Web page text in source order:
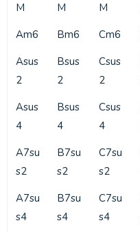
M
M
M
Am6
Bm6 Cm6
Asus
2
Bsus
2
Csus
2
Asus
4
Bsus
4
Csus
4
A7su
s2
B7su
s2
C7su
s2
A7su
s4
B7su
s4
C7su
s4